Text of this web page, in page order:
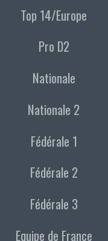
Top 14/Europe
Pro D2
Nationale
Nationale 2
Fédérale 1
Fédérale 2
Fédérale 3
Equipe de France